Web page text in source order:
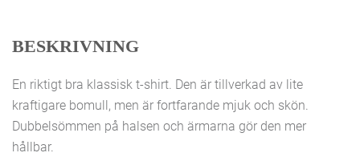
BESKRIVNING
En riktigt bra klassisk t-shirt. Den är tillverkad av lite
kraftigare bomull, men är fortfarande mjuk och skön.
Dubbelsömmen på halsen och ärmarna gör den mer
hållbar.